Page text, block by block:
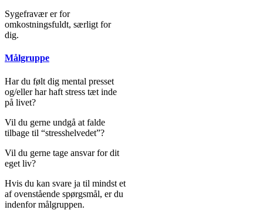
Sygefravær er for
omkostningsfuldt, særligt for
dig.
Målgruppe
Har du følt dig mental presset
og/eller har haft stress tæt inde
på livet?
Vil du gerne undgå at falde
tilbage til “stresshelvedet”?
Vil du gerne tage ansvar for dit
eget liv?
Hvis du kan svare ja til mindst et
af ovenstående spørgsmål, er du
indenfor målgruppen.